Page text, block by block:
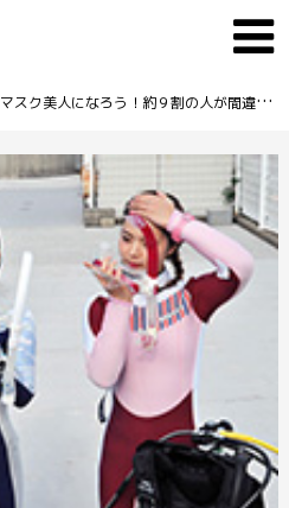
マスク美人になろう！約９割の人が間違ってるマスクのつけ方